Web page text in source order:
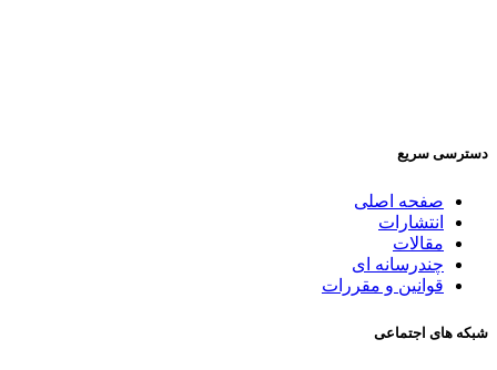
دسترسی سریع
صفحه اصلی
انتشارات
مقالات
چندرسانه ای
قوانین و مقررات
شبکه های اجتماعی